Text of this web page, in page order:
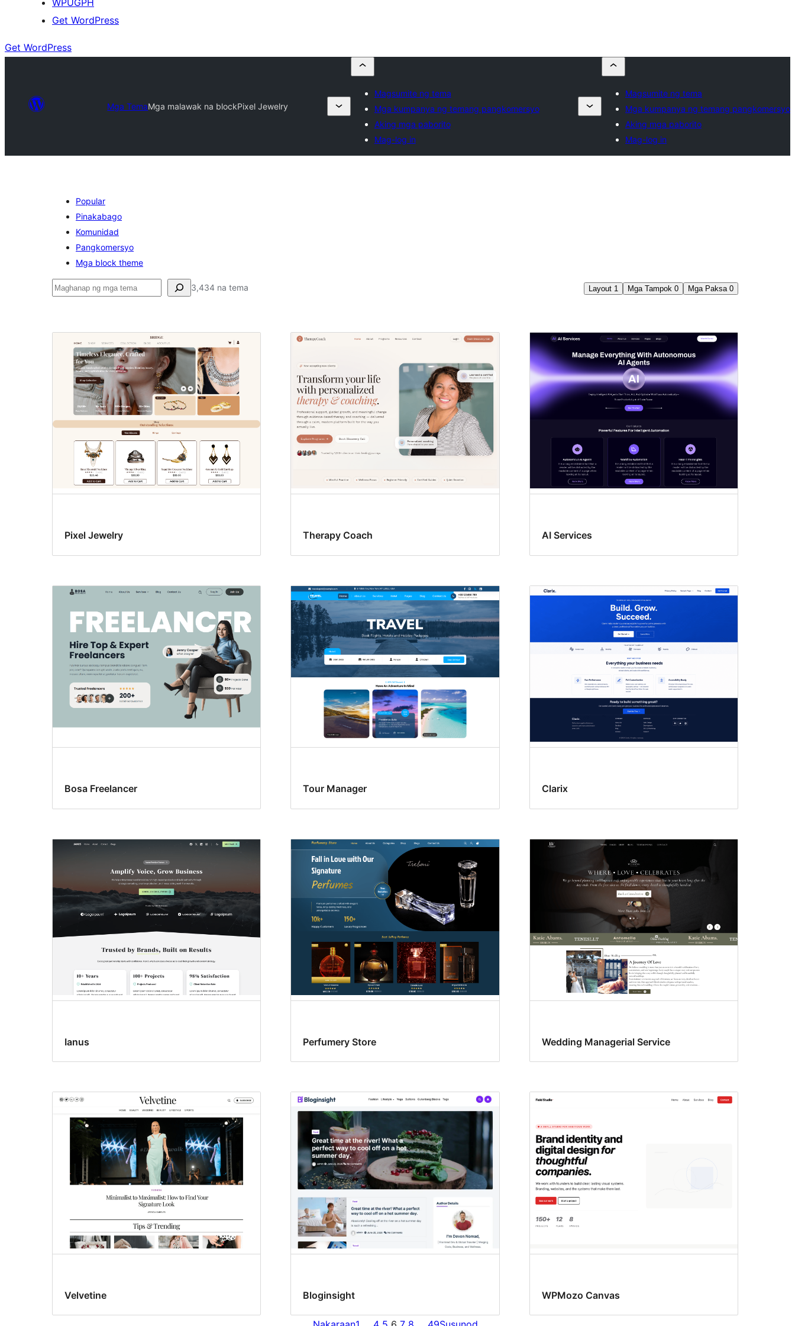
WPUGPH
Get WordPress
Get WordPress
Mga TemaMga malawak na blockPixel Jewelry
Magsumite ng tema
Mga kumpanya ng temang pangkomersyo
Aking mga paborito
Mag-log in
Magsumite ng tema
Mga kumpanya ng temang pangkomersyo
Aking mga paborito
Mag-log in
Popular
Pinakabago
Komunidad
Pangkomersyo
Mga block theme
Maghanap 3,434 na tema Layout 1 Mga Tampok 0 Mga Paksa 0
Mga
malawak
block
Pixel Jewelry Therapy Coach AI Services
Bosa Freelancer Tour Manager Clarix
Ianus Perfumery Store Wedding Managerial Service
Velvetine Bloginsight WPMozo Canvas